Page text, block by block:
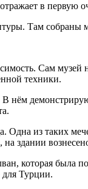
в первую
Там
Сам
техники.
нём
Одна из таких
здании
которая была
Турции.